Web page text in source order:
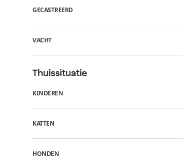
GECASTREERD
VACHT
Thuissituatie
KINDEREN
KATTEN
HONDEN